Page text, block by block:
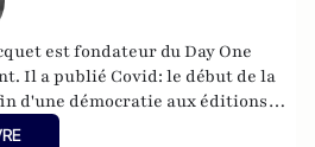
est fondateur du Day One
Il a publié Covid: le début de la
d'une démocratie aux éditions